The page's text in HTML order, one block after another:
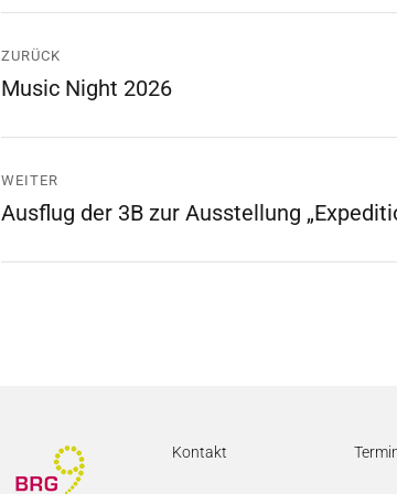
Navigation
ZURÜCK
Vorheriger
Music Night 2026
WEITER
Nächster
Ausflug der 3B zur Ausstellung
Kontakt